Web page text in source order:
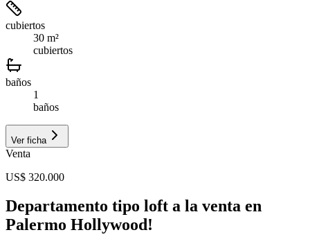
cubiertos
30 m²
cubiertos
baños
1
baños
Ver ficha
Venta
US$ 320.000
Departamento tipo loft a la venta en
Palermo Hollywood!